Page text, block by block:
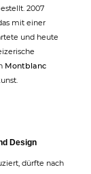
2007
mit einer
und heute
Montblanc
Design
dürfte nach